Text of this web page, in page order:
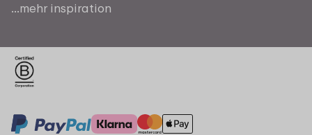
...mehr inspiration